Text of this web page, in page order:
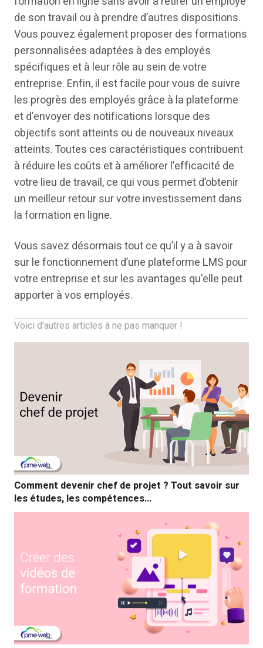
de son travail ou à prendre d’autres dispositions.
Vous pouvez également proposer des formations
personnalisées adaptées à des employés
spécifiques et à leur rôle au sein de votre
entreprise. Enfin, il est facile pour vous de suivre
les progrès des employés grâce à la plateforme
et d’envoyer des notifications lorsque des
objectifs sont atteints ou de nouveaux niveaux
atteints. Toutes ces caractéristiques contribuent
à réduire les coûts et à améliorer l’efficacité de
votre lieu de travail, ce qui vous permet d’obtenir
un meilleur retour sur votre investissement dans
la formation en ligne.
Vous savez désormais tout ce qu’il y a à savoir
sur le fonctionnement d’une plateforme LMS pour
votre entreprise et sur les avantages qu’elle peut
apporter à vos employés.
Voici d'autres articles à ne pas manquer !
Comment devenir chef de projet ? Tout savoir sur
les études, les compétences…